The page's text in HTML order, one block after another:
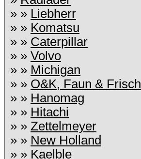
» » Liebherr
» » Komatsu
» » Caterpillar
» » Volvo
» » Michigan
» » O&K, Faun & Frisch
» » Hanomag
» » Hitachi
» » Zettelmeyer
» » New Holland
» » Kaelble